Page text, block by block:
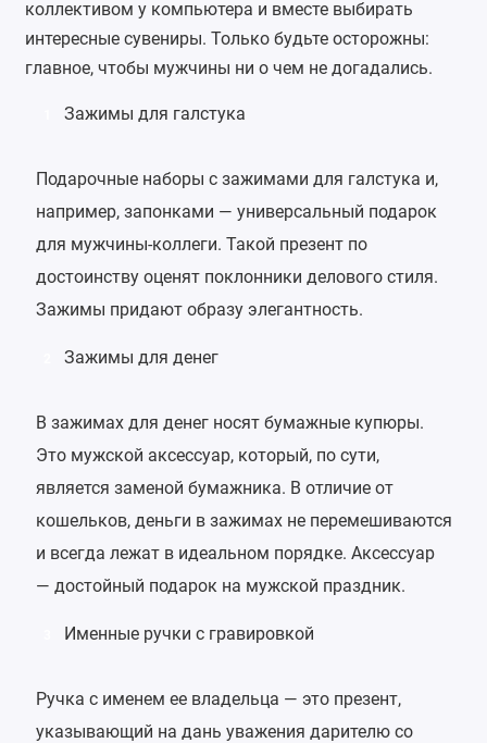
коллективом у компьютера и вместе выбирать
интересные сувениры. Только будьте осторожны:
главное, чтобы мужчины ни о чем не догадались.
Зажимы для галстука
Подарочные наборы с зажимами для галстука и,
например, запонками — универсальный подарок
для мужчины-коллеги. Такой презент по
достоинству оценят поклонники делового стиля.
Зажимы придают образу элегантность.
Зажимы для денег
В зажимах для денег носят бумажные купюры.
Это мужской аксессуар, который, по сути,
является заменой бумажника. В отличие от
кошельков, деньги в зажимах не перемешиваются
и всегда лежат в идеальном порядке. Аксессуар
— достойный подарок на мужской праздник.
Именные ручки с гравировкой
Ручка с именем ее владельца — это презент,
указывающий на дань уважения дарителю со